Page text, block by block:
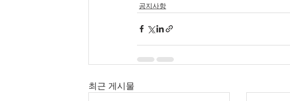
공지사항
최근 게시물